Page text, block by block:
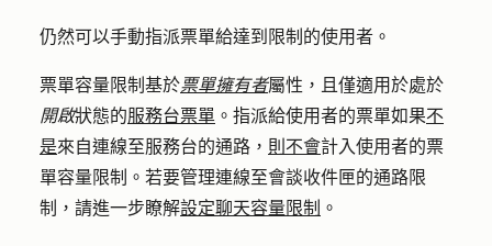
仍然可以手動指派票單給達到限制的使用者。
票單容量限制基於票單擁有者屬性，且僅適用於處於
開啟狀態的服務台票單 。指派給使用者的票單如果不
是來自連線至服務台的通路， 則不會計入使用者的票
單容量限制。若要管理連線至會談收件匣的通路限
制，請進一步瞭解設定聊天容量限制 。